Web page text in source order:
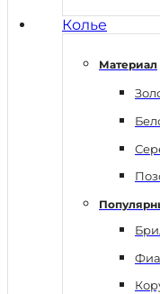
Колье
Материал